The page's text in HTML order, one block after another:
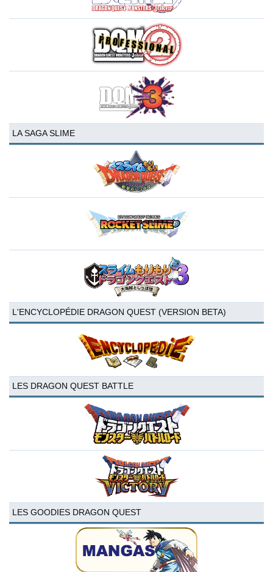
LA SAGA SLIME
L'ENCYCLOPÉDIE DRAGON QUEST (VERSION BETA)
LES DRAGON QUEST BATTLE
LES GOODIES DRAGON QUEST